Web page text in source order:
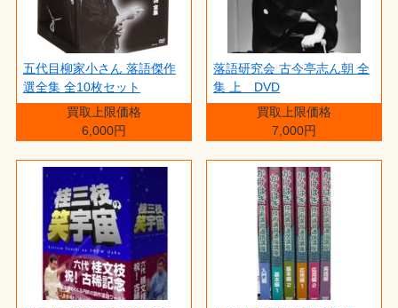
五代目柳家小さん 落語傑作
選全集 全10枚セット
買取上限価格
6,000円
落語研究会 古今亭志ん朝 全
集 上 DVD
買取上限価格
7,000円